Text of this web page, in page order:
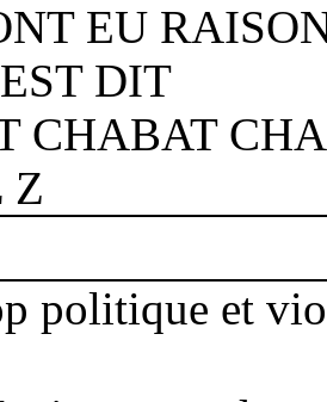
EU
DIT
CHABAT
Z
politique et